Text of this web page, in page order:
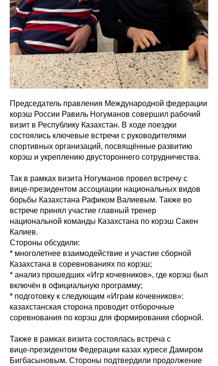
Председатель правления Международной федерации
корэш России Равиль Ногуманов совершил рабочий
визит в Республику Казахстан. В ходе поездки
состоялись ключевые встречи с руководителями
спортивных организаций, посвящённые развитию
корэш и укреплению двустороннего сотрудничества.
Так в рамках визита Ногуманов провел встречу с
вице-президентом ассоциации национальных видов
борьбы Казахстана Рафиком Валиевым. Также во
встрече принял участие главный тренер
национальной команды Казахстана по корэш Сакен
Калиев.
Стороны обсудили:
* многолетнее взаимодействие и участие сборной
Казахстана в соревнованиях по корэш;
* анализ прошедших «Игр кочевников», где корэш был
включён в официальную программу;
* подготовку к следующим «Играм кочевников»:
казахстанская сторона проводит отборочные
соревнования по корэш для формирования сборной.
Также в рамках визита состоялась встреча с
вице‑президентом Федерации казах куресе Дамиром
Бигбасыновым. Стороны подтвердили продолжение